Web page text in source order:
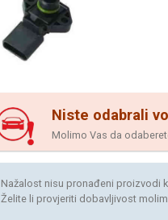
Niste odabrali
Molimo Vas da
Nažalost nisu pronađeni proizvodi
Želite li provjeriti dobavljivost